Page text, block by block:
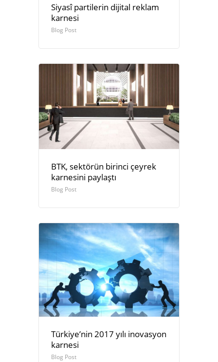
Siyasî partilerin dijital reklam
karnesi
Blog Post
BTK, sektörün birinci çeyrek
karnesini paylaştı
Blog Post
Türkiye’nin 2017 yılı inovasyon
karnesi
Blog Post